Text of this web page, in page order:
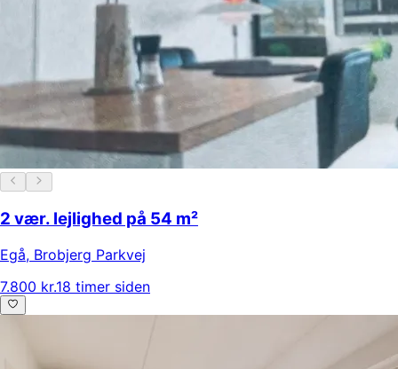
2 vær. lejlighed på 54 m²
Egå, Brobjerg Parkvej
7.800 kr.18 timer siden